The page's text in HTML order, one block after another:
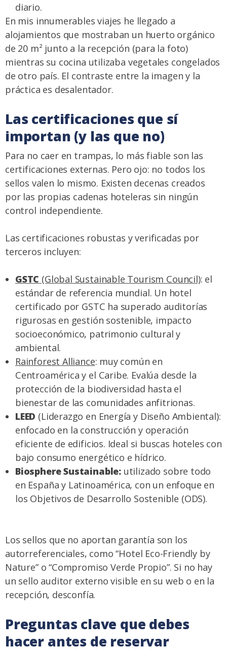
diario.
En mis innumerables viajes he llegado a
alojamientos que mostraban un huerto orgánico
de 20 m² junto a la recepción (para la foto)
mientras su cocina utilizaba vegetales congelados
de otro país. El contraste entre la imagen y la
práctica es desalentador.
Las certificaciones que sí
importan (y las que no)
Para no caer en trampas, lo más fiable son las
certificaciones externas. Pero ojo: no todos los
sellos valen lo mismo. Existen decenas creados
por las propias cadenas hoteleras sin ningún
control independiente.
Las certificaciones robustas y verificadas por
terceros incluyen:
GSTC (Global Sustainable Tourism Council): el
estándar de referencia mundial. Un hotel
certificado por GSTC ha superado auditorías
rigurosas en gestión sostenible, impacto
socioeconómico, patrimonio cultural y
ambiental.
Rainforest Alliance: muy común en
Centroamérica y el Caribe. Evalúa desde la
protección de la biodiversidad hasta el
bienestar de las comunidades anfitrionas.
LEED (Liderazgo en Energía y Diseño Ambiental):
enfocado en la construcción y operación
eficiente de edificios. Ideal si buscas hoteles con
bajo consumo energético e hídrico.
Biosphere Sustainable: utilizado sobre todo
en España y Latinoamérica, con un enfoque en
los Objetivos de Desarrollo Sostenible (ODS).
Los sellos que no aportan garantía son los
autorreferenciales, como “Hotel Eco-Friendly by
Nature” o “Compromiso Verde Propio”. Si no hay
un sello auditor externo visible en su web o en la
recepción, desconfía.
Preguntas clave que debes
hacer antes de reservar